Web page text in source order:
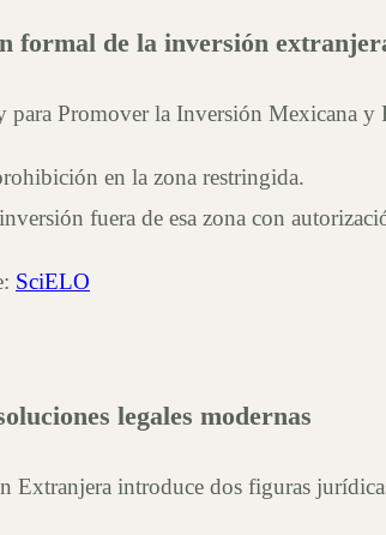
formal de la inversión
para Promover la Inversión Mexicana y
en la zona restringida.
fuera de esa zona con
SciELO
legales modernas
Extranjera introduce dos figuras